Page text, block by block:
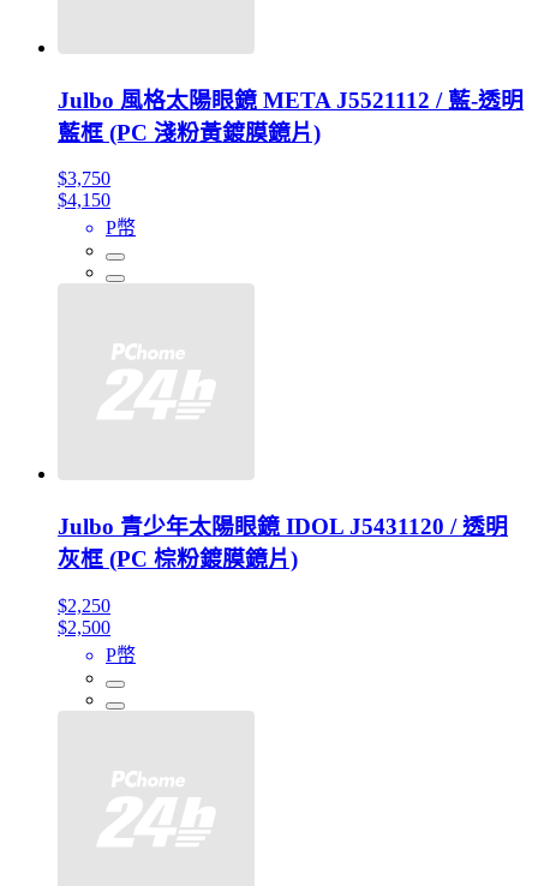
Julbo 風格太陽眼鏡 META J5521112 / 藍-透明
藍框 (PC 淺粉黃鍍膜鏡片)
$3,750
$4,150
P幣
Julbo 青少年太陽眼鏡 IDOL J5431120 / 透明
灰框 (PC 棕粉鍍膜鏡片)
$2,250
$2,500
P幣